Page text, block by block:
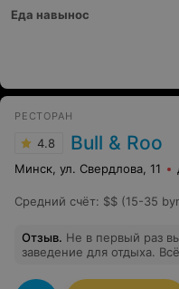
Еда навынос
РЕСТОРАН
4.8 Bull & Roo
Минск, ул. Свердлова, 11
Средний счёт: $$ (15-35
Отзыв. Не в первый раз
заведение для отдыха.